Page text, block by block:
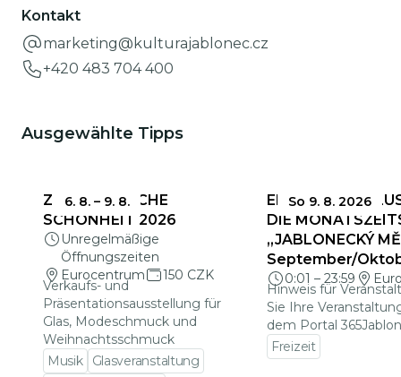
Kontakt
marketing@kulturajablonec.cz
+420 483 704 400
Ausgewählte Tipps
6. 8. – 9. 8.
ZERBRECHLICHE
SCHÖNHEIT 2026
Unregelmäßige
Öffnungszeiten
Eurocentrum
150 CZK
Verkaufs- und
Präsentationsausstellung für
Glas, Modeschmuck und
Weihnachtsschmuck
Musik
Glasveranstaltung
So 9. 8. 2026
DIE
„JABLONECKÝ
September/
0:01 – 23:59
Hinweis für
Sie Ihre
dem Portal
Freizeit